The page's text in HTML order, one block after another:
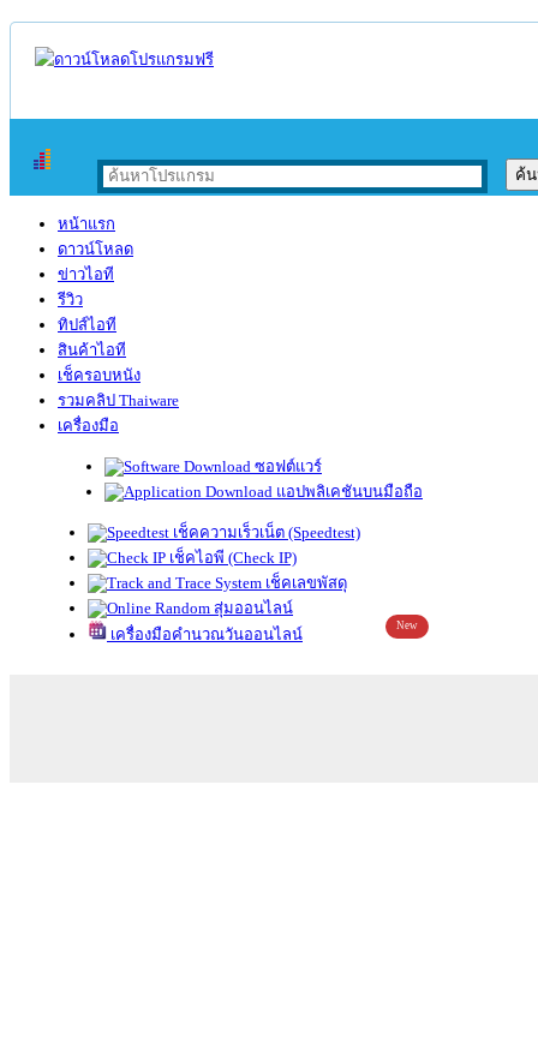
หน้าแรก
ดาวน์โหลด
ข่าวไอที
รีวิว
ทิปส์ไอที
สินค้าไอที
เช็ครอบหนัง
รวมคลิป Thaiware
เครื่องมือ
ซอฟต์แวร์
แอปพลิเคชันบนมือถือ
เช็คความเร็วเน็ต (Speedtest)
เช็คไอพี (Check IP)
เช็คเลขพัสดุ
สุ่มออนไลน์
เครื่องมือคำนวณวันออนไลน์
New